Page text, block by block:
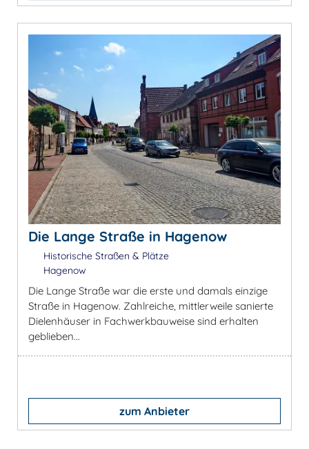
Die Lange Straße in Hagenow
Historische Straßen & Plätze
Hagenow
Die Lange Straße war die erste und damals einzige
Straße in Hagenow. Zahlreiche, mittlerweile sanierte
Dielenhäuser in Fachwerkbauweise sind erhalten
geblieben...
zum Anbieter